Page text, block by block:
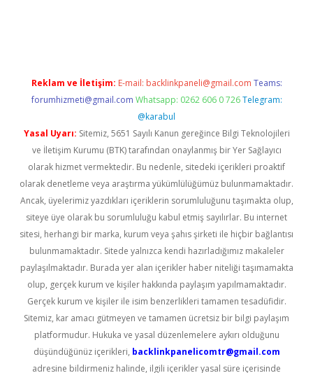
Reklam ve İletişim: E-mail: backlinkpaneli@gmail.com Teams:
forumhizmeti@gmail.com Whatsapp: 0262 606 0 726 Telegram:
@karabul
Yasal Uyarı: Sitemiz, 5651 Sayılı Kanun gereğince Bilgi Teknolojileri
ve İletişim Kurumu (BTK) tarafından onaylanmış bir Yer Sağlayıcı
olarak hizmet vermektedir. Bu nedenle, sitedeki içerikleri proaktif
olarak denetleme veya araştırma yükümlülüğümüz bulunmamaktadır.
Ancak, üyelerimiz yazdıkları içeriklerin sorumluluğunu taşımakta olup,
siteye üye olarak bu sorumluluğu kabul etmiş sayılırlar. Bu internet
sitesi, herhangi bir marka, kurum veya şahıs şirketi ile hiçbir bağlantısı
bulunmamaktadır. Sitede yalnızca kendi hazırladığımız makaleler
paylaşılmaktadır. Burada yer alan içerikler haber niteliği taşımamakta
olup, gerçek kurum ve kişiler hakkında paylaşım yapılmamaktadır.
Gerçek kurum ve kişiler ile isim benzerlikleri tamamen tesadüfidir.
Sitemiz, kar amacı gütmeyen ve tamamen ücretsiz bir bilgi paylaşım
platformudur. Hukuka ve yasal düzenlemelere aykırı olduğunu
düşündüğünüz içerikleri, backlinkpanelicomtr@gmail.com
adresine bildirmeniz halinde, ilgili içerikler yasal süre içerisinde